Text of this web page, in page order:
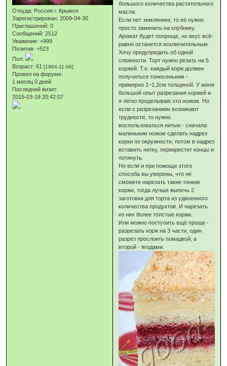
Откуда: Россия г. Крымск
Зарегистрирован: 2009-04-30
Приглашений: 0
Сообщений: 2512
Уважение: +999
Позитив: +523
Пол:
Возраст: 61[1964-11-06]
Провел на форуме:
1 месяц 0 дней
Последний визит:
2015-03-19 20:42:07
большого количества растительного
масла.
Если нет земляники, то её нужно
просто заменить на клубнику.
Аромат будет попроще, но вкус всё-
равно останется исключительным.
Хочу предупредить об одной
сложности. Торт нужно резать на 5
коржей. Т.е. каждый корж должен
получиться тонюсеньким -
примерно 1~1,2см толщиной. У меня
большой опыт разрезания коржей и
я легко проделываю это ножом. Но
если с разрезанием возникают
трудности, то нужно
воспользоваться нитью - сначала
маленьким ножом сделать надрез
корки по окружности, потом в надрез
вставить нитку, перекрестит концы и
потянуть.
Но если и при помощи этого
способа вы уверены, что не
сможете нарезать такие тонкие
коржи, тогда лучше выпечь 2
заготовки для торта из удвоенного
количества продуктов. И нарезать
из них более толстые коржи.
Или можно поступить ещё проще -
разрезать корж на 3 части, один
разрез прослоить помадкой, а
второй - ягодами.